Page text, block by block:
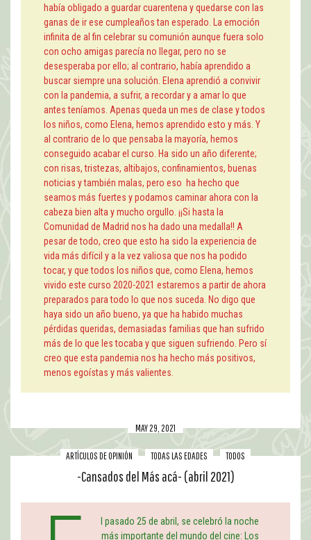
MAY 29, 2021
había obligado a guardar cuarentena y quedarse con las
ganas de ir ese cumpleaños tan esperado. La emoción
infinita de al fin celebrar su comunión aunque fuera solo
con ocho amigas parecía no llegar, pero no se
desesperaba por ello; al contrario, había aprendido a
buscar siempre una solución. Elena aprendió a convivir
con la pandemia, a sufrir, a recordar y a amar lo que
antes teníamos. Apenas queda un mes de clase y todos
los niños, como Elena, hemos aprendido esto y más. Y
al contrario de lo que pensaba la mayoría, hemos
conseguido acabar el curso. Ha sido un año diferente;
con risas, tristezas, altibajos, confinamientos, buenas
noticias y también malas, pero eso ha hecho que
seamos más fuertes y podamos caminar ahora con la
cabeza bien alta y mucho orgullo. ¡¡Si hasta la
Comunidad de Madrid nos ha dado una medalla!! A
pesar de todo, creo que esto ha sido la experiencia de
vida más difícil y a la vez valiosa que nos ha podido
tocar, y que todos los niños que, como Elena, hemos
vivido este curso 2020-2021 estaremos a partir de ahora
preparados para todo lo que nos suceda. No digo que
haya sido un año bueno, ya que ha habido muchas
pérdidas queridas, demasiadas familias que han sufrido
más de lo que les tocaba y que siguen sufriendo. Pero sí
creo que esta pandemia nos ha hecho más positivos,
menos egoístas y más valientes.
ARTÍCULOS DE OPINIÓN TODAS LAS EDADES TODOS
-Cansados del Más acá- (abril 2021)
l pasado 25 de abril, se celebró la noche
más importante del mundo del cine: Los